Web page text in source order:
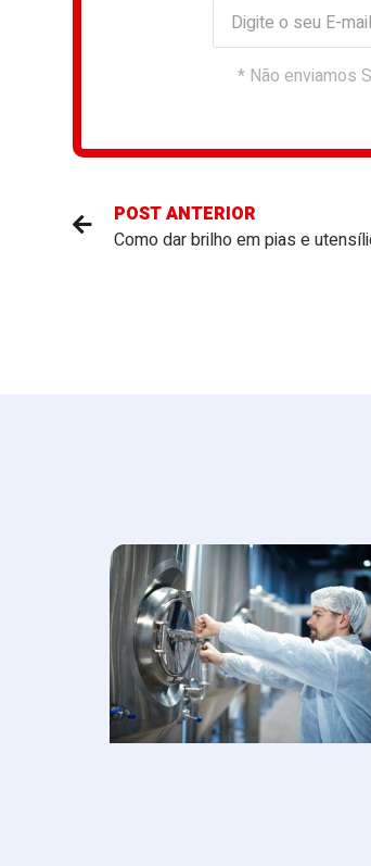
* Não enviamos
POST ANTERIOR
Como dar brilho em pias e